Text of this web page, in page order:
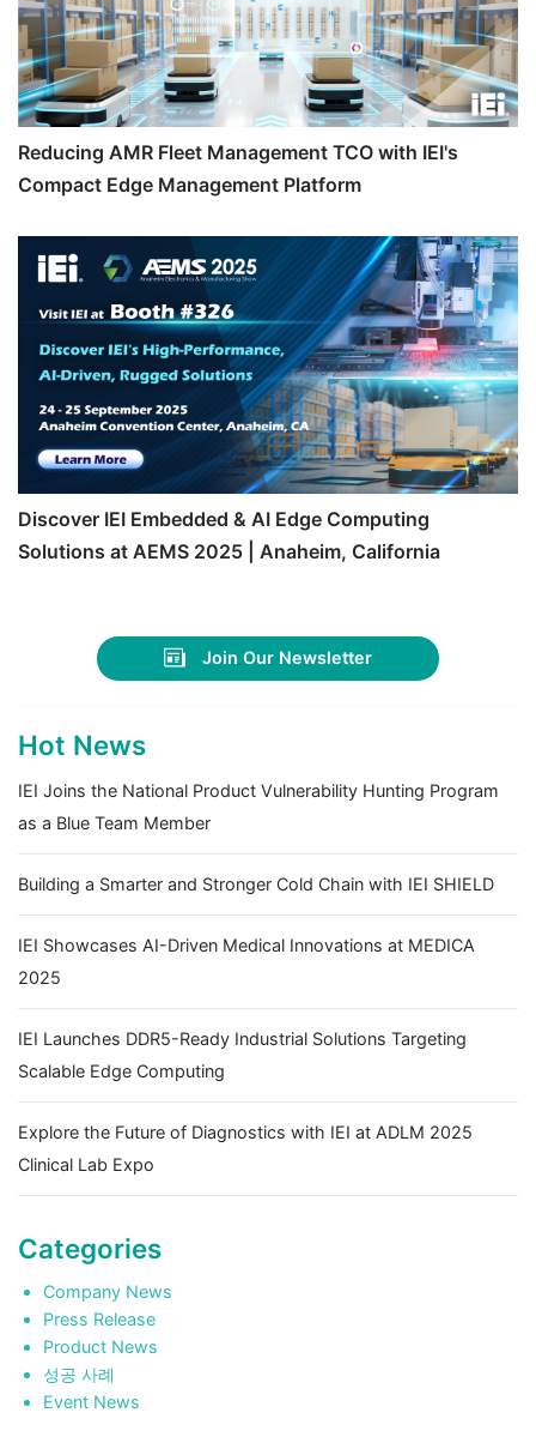
Reducing AMR Fleet Management TCO with IEI's
Compact Edge Management Platform
Discover IEI Embedded & AI Edge Computing
Solutions at AEMS 2025 | Anaheim, California
Join Our Newsletter
Hot News
IEI Joins the National Product Vulnerability Hunting Program
as a Blue Team Member
Building a Smarter and Stronger Cold Chain with IEI SHIELD
IEI Showcases AI-Driven Medical Innovations at MEDICA
2025
IEI Launches DDR5-Ready Industrial Solutions Targeting
Scalable Edge Computing
Explore the Future of Diagnostics with IEI at ADLM 2025
Clinical Lab Expo
Categories
Company News
Press Release
Product News
성공 사례
Event News